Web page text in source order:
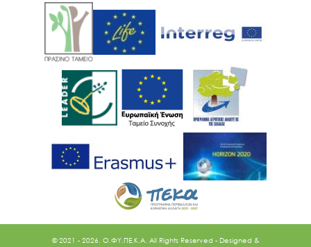
© 2021 - 2026. O.ΦΥ.ΠΕ.Κ.Α. All Rights Reserved - Designed &